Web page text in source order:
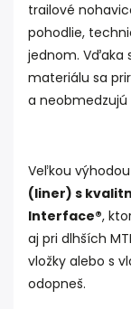
trailové
pohodlie,
jednom. Vďaka
materiálu sa
a
Veľkou
(liner) s
Interface®,
aj pri dlhších
vložky alebo s
odopneš.